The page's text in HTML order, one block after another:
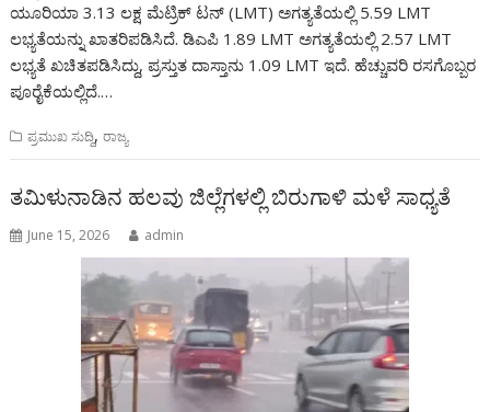
ಯೂರಿಯಾ 3.13 ಲಕ್ಷ ಮೆಟ್ರಿಕ್‌ ಟನ್‌ (LMT) ಅಗತ್ಯತೆಯಲ್ಲಿ 5.59 LMT
ಲಭ್ಯತೆಯನ್ನು ಖಾತರಿಪಡಿಸಿದೆ. ಡಿಎಪಿ 1.89 LMT ಅಗತ್ಯತೆಯಲ್ಲಿ 2.57 LMT
ಲಭ್ಯತೆ ಖಚಿತಪಡಿಸಿದ್ದು, ಪ್ರಸ್ತುತ ದಾಸ್ತಾನು 1.09 LMT ಇದೆ. ಹೆಚ್ಚುವರಿ ರಸಗೊಬ್ಬರ
ಪೂರೈಕೆಯಲ್ಲಿದೆ.…
ಪ್ರಮುಖ ಸುದ್ದಿ,ರಾಜ್ಯ
ತಮಿಳುನಾಡಿನ ಹಲವು ಜಿಲ್ಲೆಗಳಲ್ಲಿ ಬಿರುಗಾಳಿ ಮಳೆ ಸಾಧ್ಯತೆ
June 15, 2026 admin